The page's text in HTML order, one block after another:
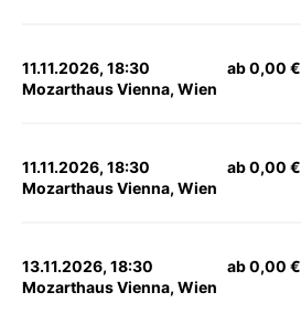
11.11.2026, 18:30
Mozarthaus Vienna, Wien
ab 0,00 €
11.11.2026, 18:30
Mozarthaus Vienna, Wien
ab 0,00 €
13.11.2026, 18:30
Mozarthaus Vienna, Wien
ab 0,00 €